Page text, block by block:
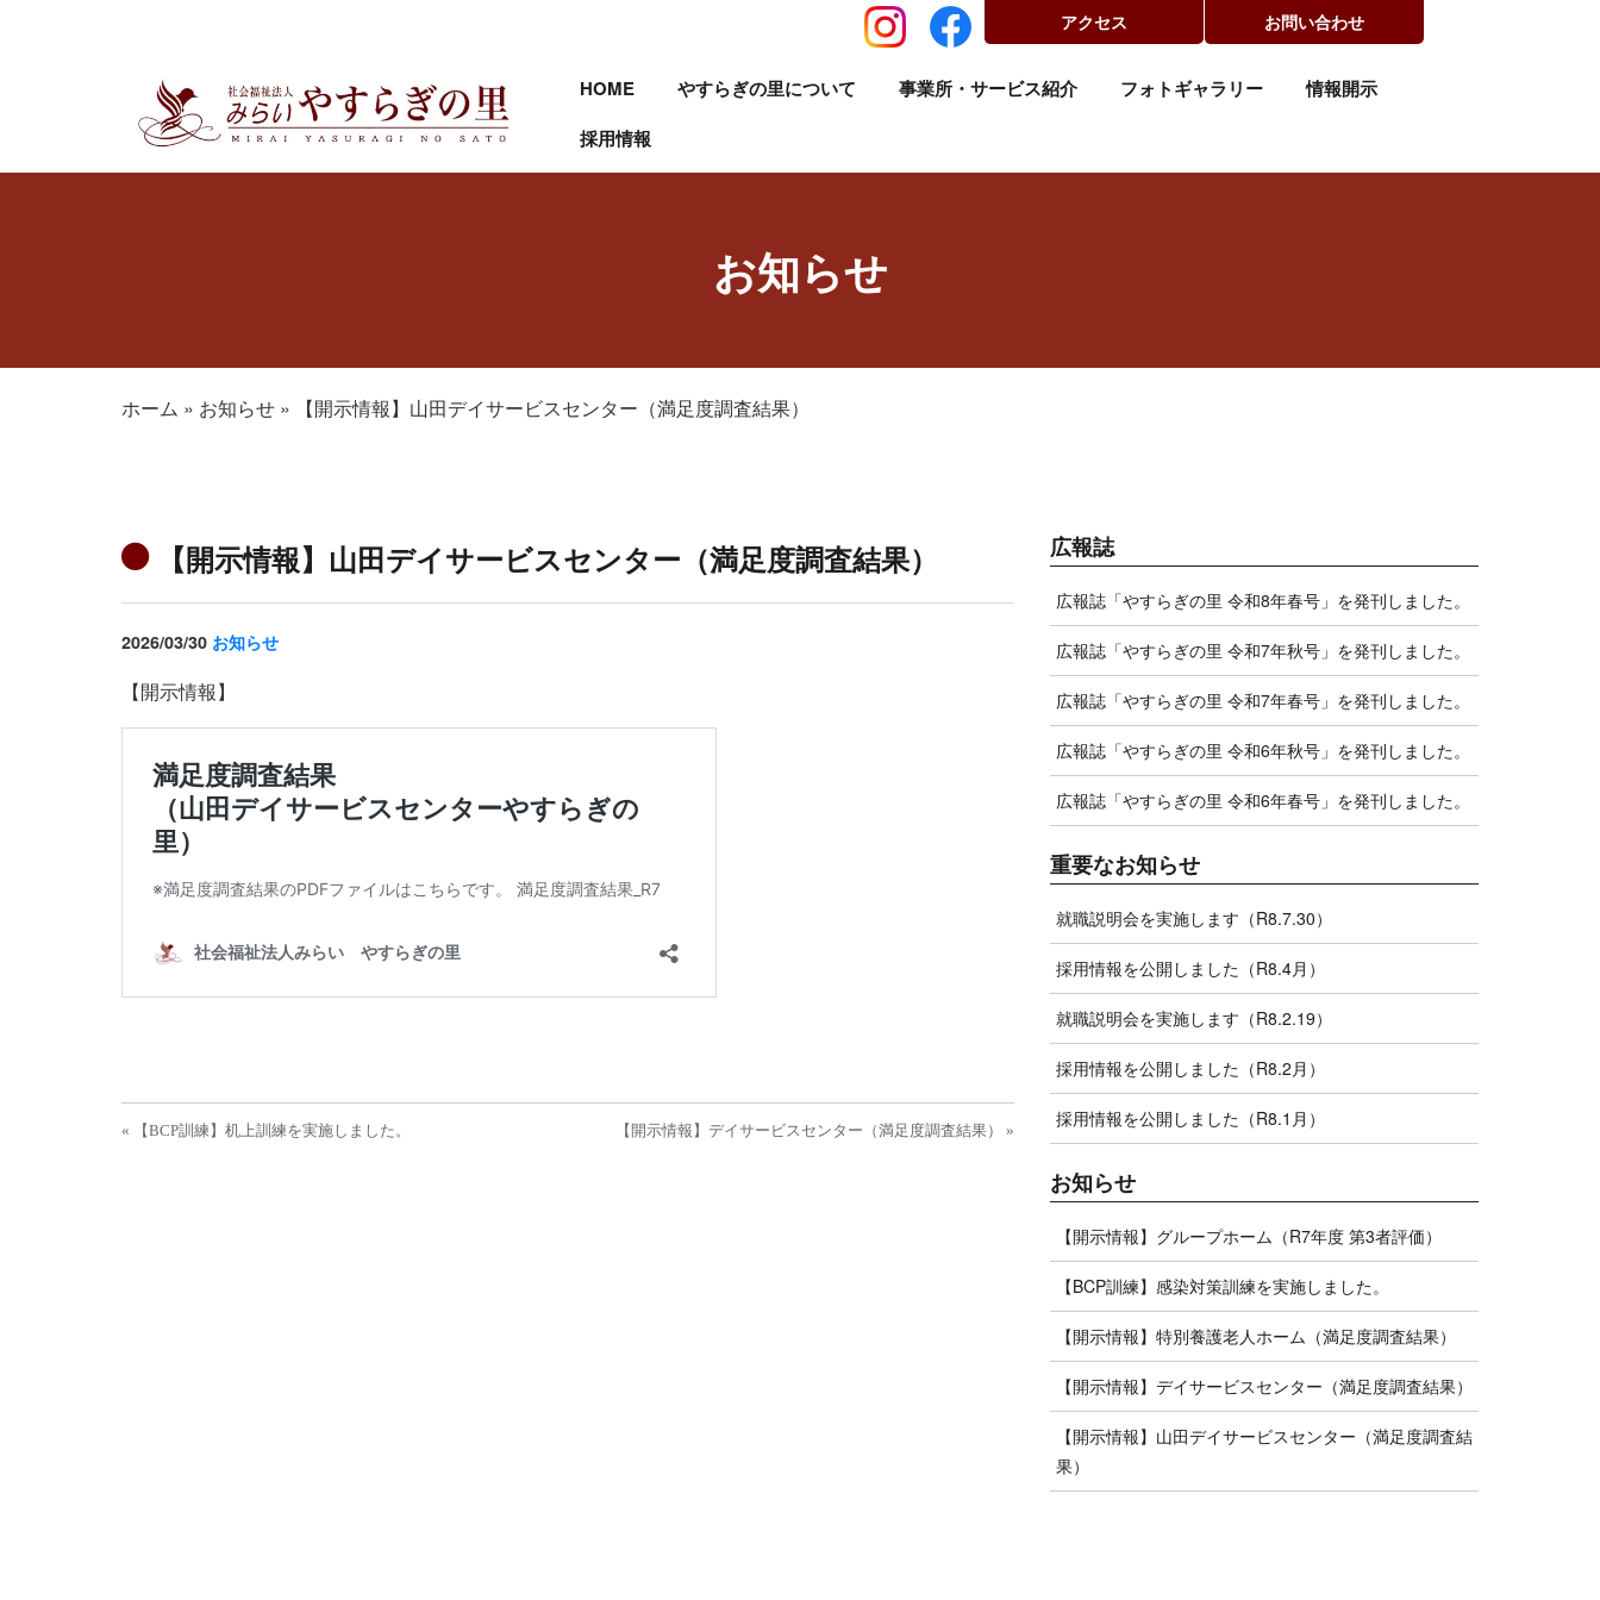
アクセス お問い合わせ
HOME やすらぎの里について 事業所・サービス紹介 フォトギャラリー
情報開示
採用情報
お知らせ
ホーム » お知らせ » 【開示情報】山田デイサービスセンター（満足度調査結果）
【開示情報】山田デイサービスセンター（満足度調査結果）
2026/03/30 お知らせ
【開示情報】
投稿ナビゲーション
« 【BCP訓練】机上訓練を実施しました。 【開示情報】デイサービスセンター（満足度調査結果） »
広報誌
広報誌「やすらぎの里 令和8年春号」を発刊しました。
広報誌「やすらぎの里 令和7年秋号」を発刊しました。
広報誌「やすらぎの里 令和7年春号」を発刊しました。
広報誌「やすらぎの里 令和6年秋号」を発刊しました。
広報誌「やすらぎの里 令和6年春号」を発刊しました。
重要なお知らせ
就職説明会を実施します（R8.7.30）
採用情報を公開しました（R8.4月）
就職説明会を実施します（R8.2.19）
採用情報を公開しました（R8.2月）
採用情報を公開しました（R8.1月）
お知らせ
【開示情報】グループホーム（R7年度 第3者評価）
【BCP訓練】感染対策訓練を実施しました。
【開示情報】特別養護老人ホーム（満足度調査結果）
【開示情報】デイサービスセンター（満足度調査結果）
【開示情報】山田デイサービスセンター（満足度調査結
果）